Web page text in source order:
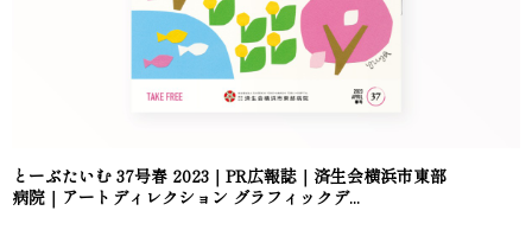
とーぶたいむ 37号春 2023｜PR広報誌｜済生会横浜市東部
病院｜アートディレクション グラフィックデ...